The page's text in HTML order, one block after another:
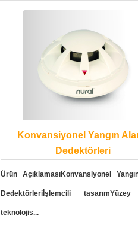
Konvansiyonel Yangın
Dedektörleri
Ürün AçıklamasıKonvansiyonel
Dedektörleriİşlemcili
teknolojis...